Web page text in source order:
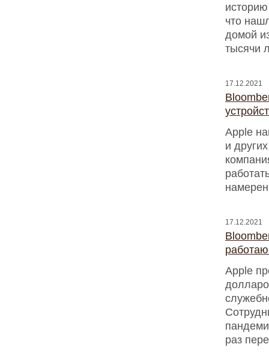
что
домой
тысячи
17.12.2021
Apple
и
17.12.2021
Apple
раз